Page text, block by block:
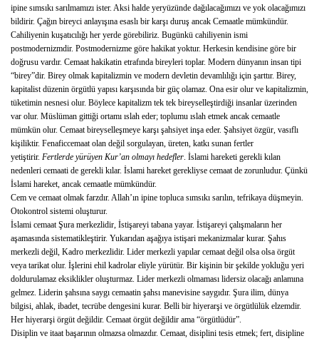
ipine sımsıkı sarılmamızı ister. Aksi halde yeryüzünde dağılacağımızı ve yok olacağımızı
bildirir. Çağın bireyci anlayışına esaslı bir karşı duruş ancak Cemaatle mümkündür.
Cahiliyenin kuşatıcılığı her yerde görebiliriz. Bugünkü cahiliyenin ismi
postmodernizmdir. Postmodernizme göre hakikat yoktur. Herkesin kendisine göre bir
doğrusu vardır. Cemaat hakikatin etrafında bireyleri toplar. Modern dünyanın insan tipi
“birey”dir. Birey olmak kapitalizmin ve modern devletin devamlılığı için şarttır. Birey,
kapitalist düzenin örgütlü yapısı karşısında bir güç olamaz. Ona esir olur ve kapitalizmin,
tüketimin nesnesi olur. Böylece kapitalizm tek tek bireyselleştirdiği insanlar üzerinden
var olur. Müslüman gittiği ortamı ıslah eder; toplumu ıslah etmek ancak cemaatle
mümkün olur. Cemaat bireyselleşmeye karşı şahsiyet inşa eder. Şahsiyet özgür, vasıflı
kişiliktir. Fenaficcemaat olan değil sorgulayan, üreten, katkı sunan fertler
yetiştirir. Fertlerde yürüyen Kur’an olmayı hedefler. İslami hareketi gerekli kılan
nedenleri cemaati de gerekli kılar. İslami hareket gerekliyse cemaat de zorunludur. Çünkü
İslami hareket, ancak cemaatle mümkündür.
Cem ve cemaat olmak farzdır. Allah’ın ipine topluca sımsıkı sarılın, tefrikaya düşmeyin.
Otokontrol sistemi oluşturur.
İslami cemaat Şura merkezlidir, İstişareyi tabana yayar. İstişareyi çalışmaların her
aşamasında sistematikleştirir. Yukarıdan aşağıya istişari mekanizmalar kurar. Şahıs
merkezli değil, Kadro merkezlidir. Lider merkezli yapılar cemaat değil olsa olsa örgüt
veya tarikat olur. İşlerini ehil kadrolar eliyle yürütür. Bir kişinin bir şekilde yokluğu yeri
doldurulamaz eksiklikler oluşturmaz. Lider merkezli olmaması lidersiz olacağı anlamına
gelmez. Liderin şahsına saygı cemaatin şahsı manevisine saygıdır. Şura ilim, dünya
bilgisi, ahlak, ibadet, tecrübe dengesini kurar. Belli bir hiyerarşi ve örgütlülük elzemdir.
Her hiyerarşi örgüt değildir. Cemaat örgüt değildir ama “örgütlüdür”.
Disiplin ve itaat başarının olmazsa olmazdır. Cemaat, disiplini tesis etmek; fert, disipline